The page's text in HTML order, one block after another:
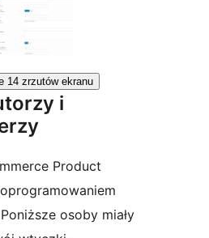
14 zrzutów ekranu
i
Product
osoby miały